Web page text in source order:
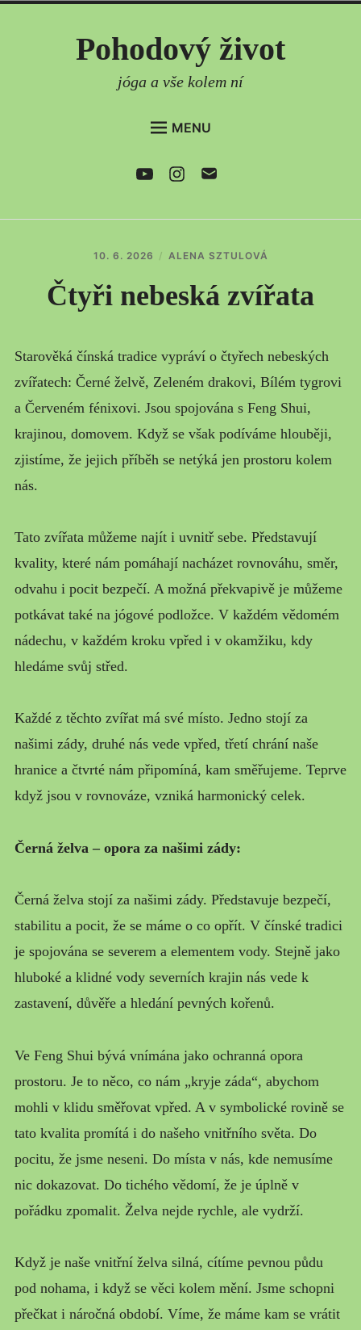
Pohodový život
jóga a vše kolem ní
MENU
ČLÁNKY
PRAVIDELNÉ LEKCE
ONLINE LEKCE
SEMINÁŘE
MŮJ PŘÍBĚH
YoutubeInstagram
e-
10. 6. 2026 ALENA SZTULOVÁ
Čtyři nebeská zvířata
Starověká čínská tradice vypráví o čtyřech nebeských
zvířatech: Černé želvě, Zeleném drakovi, Bílém tygrovi
a Červeném fénixovi. Jsou spojována s Feng Shui,
krajinou, domovem. Když se však podíváme hlouběji,
zjistíme, že jejich příběh se netýká jen prostoru kolem
nás.
Tato zvířata můžeme najít i uvnitř sebe. Představují
kvality, které nám pomáhají nacházet rovnováhu, směr,
odvahu i pocit bezpečí. A možná překvapivě je můžeme
potkávat také na jógové podložce. V každém vědomém
nádechu, v každém kroku vpřed i v okamžiku, kdy
hledáme svůj střed.
Každé z těchto zvířat má své místo. Jedno stojí za
našimi zády, druhé nás vede vpřed, třetí chrání naše
hranice a čtvrté nám připomíná, kam směřujeme. Teprve
když jsou v rovnováze, vzniká harmonický celek.
Černá želva – opora za našimi zády:
Černá želva stojí za našimi zády. Představuje bezpečí,
stabilitu a pocit, že se máme o co opřít. V čínské tradici
je spojována se severem a elementem vody. Stejně jako
hluboké a klidné vody severních krajin nás vede k
zastavení, důvěře a hledání pevných kořenů.
Ve Feng Shui bývá vnímána jako ochranná opora
prostoru. Je to něco, co nám „kryje záda“, abychom
mohli v klidu směřovat vpřed. A v symbolické rovině se
tato kvalita promítá i do našeho vnitřního světa. Do
pocitu, že jsme neseni. Do místa v nás, kde nemusíme
nic dokazovat. Do tichého vědomí, že je úplně v
pořádku zpomalit. Želva nejde rychle, ale vydrží.
Když je naše vnitřní želva silná, cítíme pevnou půdu
pod nohama, i když se věci kolem mění. Jsme schopni
přečkat i náročná období. Víme, že máme kam se vrátit